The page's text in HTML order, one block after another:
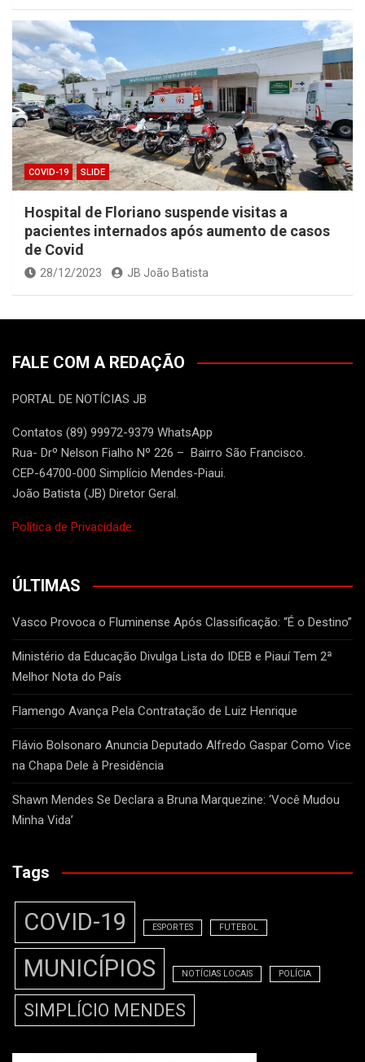
COVID-19 SLIDE
Hospital de Floriano suspende visitas a
pacientes internados após aumento de casos
de Covid
28/12/2023 JB João Batista
FALE COM A REDAÇÃO
PORTAL DE NOTÍCIAS JB
Contatos (89) 99972-9379 WhatsApp
Rua- Drº Nelson Fialho Nº 226 – Bairro São Francisco.
CEP-64700-000 Simplício Mendes-Piaui.
João Batista (JB) Diretor Geral.
Política de Privacidade.
ÚLTIMAS
Vasco Provoca o Fluminense Após Classificação: “É o Destino”
Ministério da Educação Divulga Lista do IDEB e Piauí Tem 2ª
Melhor Nota do País
Flamengo Avança Pela Contratação de Luiz Henrique
Flávio Bolsonaro Anuncia Deputado Alfredo Gaspar Como Vice
na Chapa Dele à Presidência
Shawn Mendes Se Declara a Bruna Marquezine: ‘Você Mudou
Minha Vida’
Tags
COVID-19 ESPORTES FUTEBOL
MUNICÍPIOS NOTÍCIAS LOCAIS POLÍCIA
SIMPLÍCIO MENDES